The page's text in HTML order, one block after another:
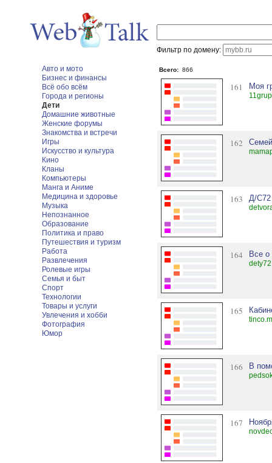
Фильтр по домену:
Авто и мото
Бизнес и финансы
Всё обо всём
Города и регионы
Дети
Домашние животные
Женские форумы
Знакомства и встречи
Игры
Искусство и культура
Кино
Кланы
Компьютеры
Манга и Аниме
Медицина и здоровье
Музыка
Непознанное
Образование
Политика и право
Путешествия и туризм
Работа
Развлечения
Ролевые игры
Семья и быт
Спорт
Технологии
Товары и услуги
Увлечения и хобби
Фотография
Юмор
Всего: 866
161 Моя
162
163 Д/С72
164 Все о
165
166 В
167